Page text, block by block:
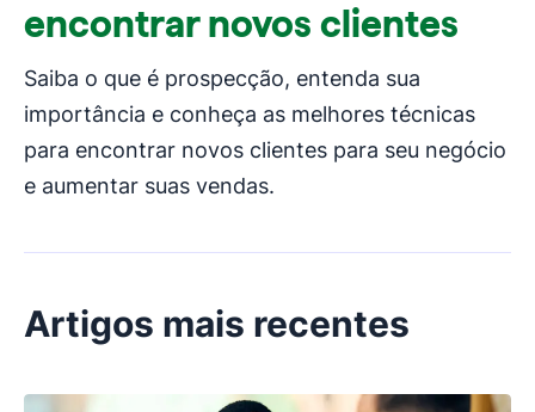
encontrar novos clientes
Saiba o que é prospecção, entenda sua
importância e conheça as melhores técnicas
para encontrar novos clientes para seu negócio
e aumentar suas vendas.
Artigos mais recentes